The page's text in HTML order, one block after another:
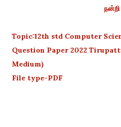
நன்றி
Topic:12th std Computer
Question Paper 2022
Medium)
File type-PDF